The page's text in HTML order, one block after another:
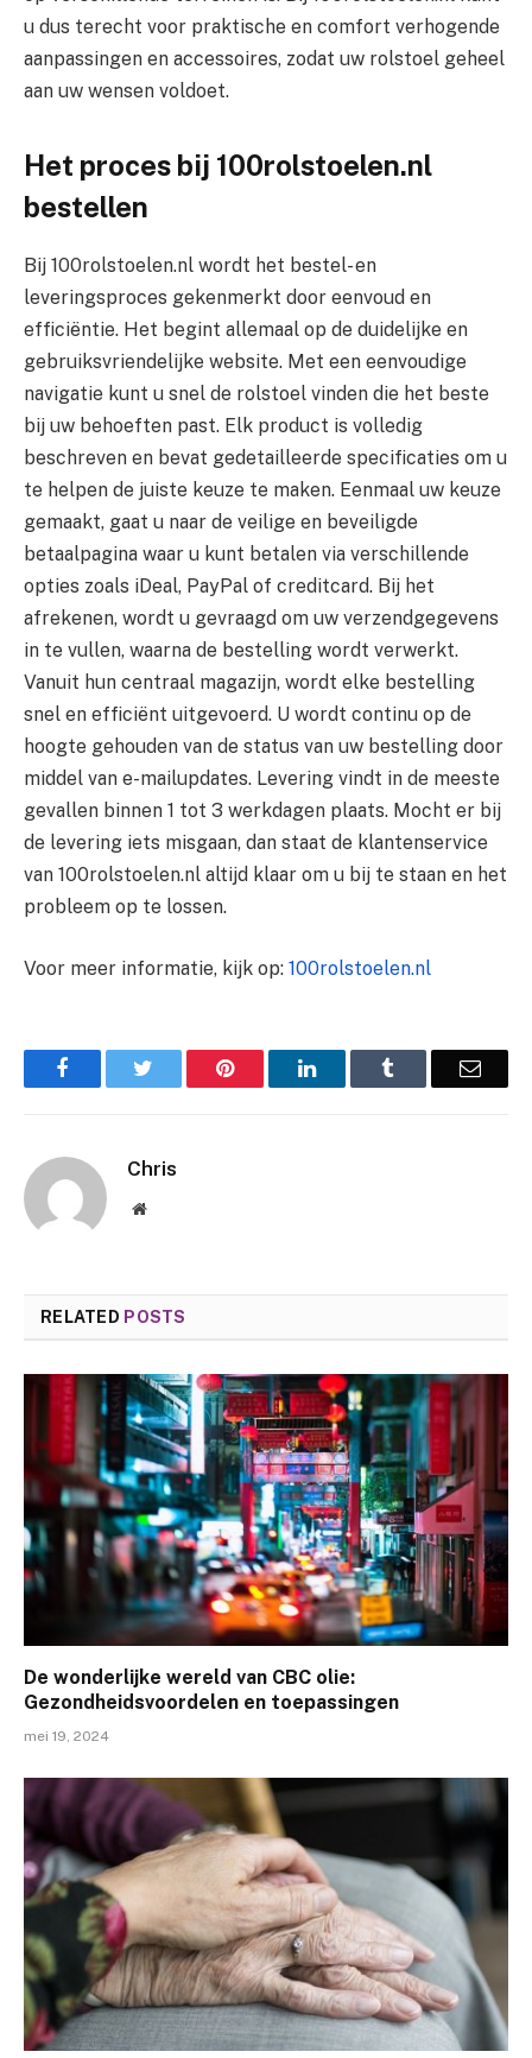
u dus terecht voor praktische en comfort verhogende
aanpassingen en accessoires, zodat uw rolstoel geheel
aan uw wensen voldoet.
Het proces bij 100rolstoelen.nl
bestellen
Bij 100rolstoelen.nl wordt het bestel- en
leveringsproces gekenmerkt door eenvoud en
efficiëntie. Het begint allemaal op de duidelijke en
gebruiksvriendelijke website. Met een eenvoudige
navigatie kunt u snel de rolstoel vinden die het beste
bij uw behoeften past. Elk product is volledig
beschreven en bevat gedetailleerde specificaties om u
te helpen de juiste keuze te maken. Eenmaal uw keuze
gemaakt, gaat u naar de veilige en beveiligde
betaalpagina waar u kunt betalen via verschillende
opties zoals iDeal, PayPal of creditcard. Bij het
afrekenen, wordt u gevraagd om uw verzendgegevens
in te vullen, waarna de bestelling wordt verwerkt.
Vanuit hun centraal magazijn, wordt elke bestelling
snel en efficiënt uitgevoerd. U wordt continu op de
hoogte gehouden van de status van uw bestelling door
middel van e-mailupdates. Levering vindt in de meeste
gevallen binnen 1 tot 3 werkdagen plaats. Mocht er bij
de levering iets misgaan, dan staat de klantenservice
van 100rolstoelen.nl altijd klaar om u bij te staan en het
probleem op te lossen.
Voor meer informatie, kijk op: 100rolstoelen.nl
Facebook Pinterest LinkedIn Email
Chris
Website
RELATED POSTS
De wonderlijke wereld van CBC olie:
Gezondheidsvoordelen en toepassingen
mei 19, 2024